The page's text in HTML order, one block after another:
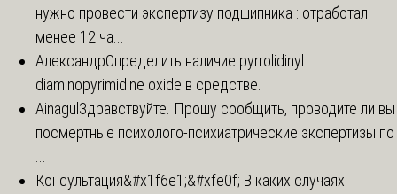
нужно провести экспертизу подшипника : отработал
менее 12 ча...
АлександрОпределить наличие pyrrolidinyl
diaminopyrimidine oxide в средстве.
Ainagul Здравствуйте. Прошу сообщить, проводите ли вы
посмертные психолого-психиатрические экспертизы по
...
Консультация&#x1f6e1;&#xfe0f; В каких случаях